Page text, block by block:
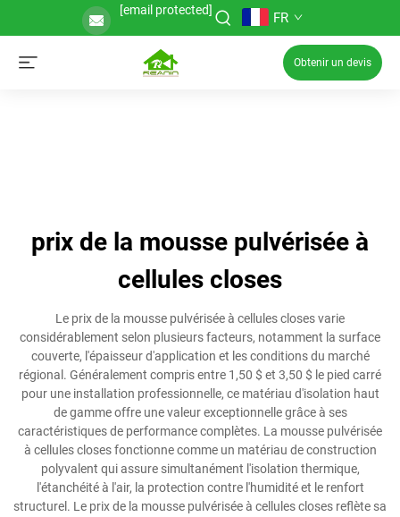
[email protected] FR
Obtenir un devis
prix de la mousse pulvérisée à
cellules closes
Le prix de la mousse pulvérisée à cellules closes varie
considérablement selon plusieurs facteurs, notamment la surface
couverte, l'épaisseur d'application et les conditions du marché
régional. Généralement compris entre 1,50 $ et 3,50 $ le pied carré
pour une installation professionnelle, ce matériau d'isolation haut
de gamme offre une valeur exceptionnelle grâce à ses
caractéristiques de performance complètes. La mousse pulvérisée
à cellules closes fonctionne comme un matériau de construction
polyvalent qui assure simultanément l'isolation thermique,
l'étanchéité à l'air, la protection contre l'humidité et le renfort
structurel. Le prix de la mousse pulvérisée à cellules closes reflète sa